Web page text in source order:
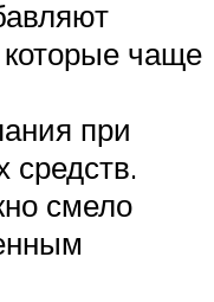
чаще
при
средств.
смело